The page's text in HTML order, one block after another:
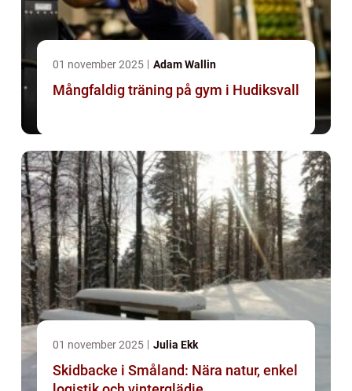
01 november 2025 Adam Wallin
Mångfaldig träning på gym i Hudiksvall
01 november 2025 Julia Ekk
Skidbacke i Småland: Nära natur, enkel